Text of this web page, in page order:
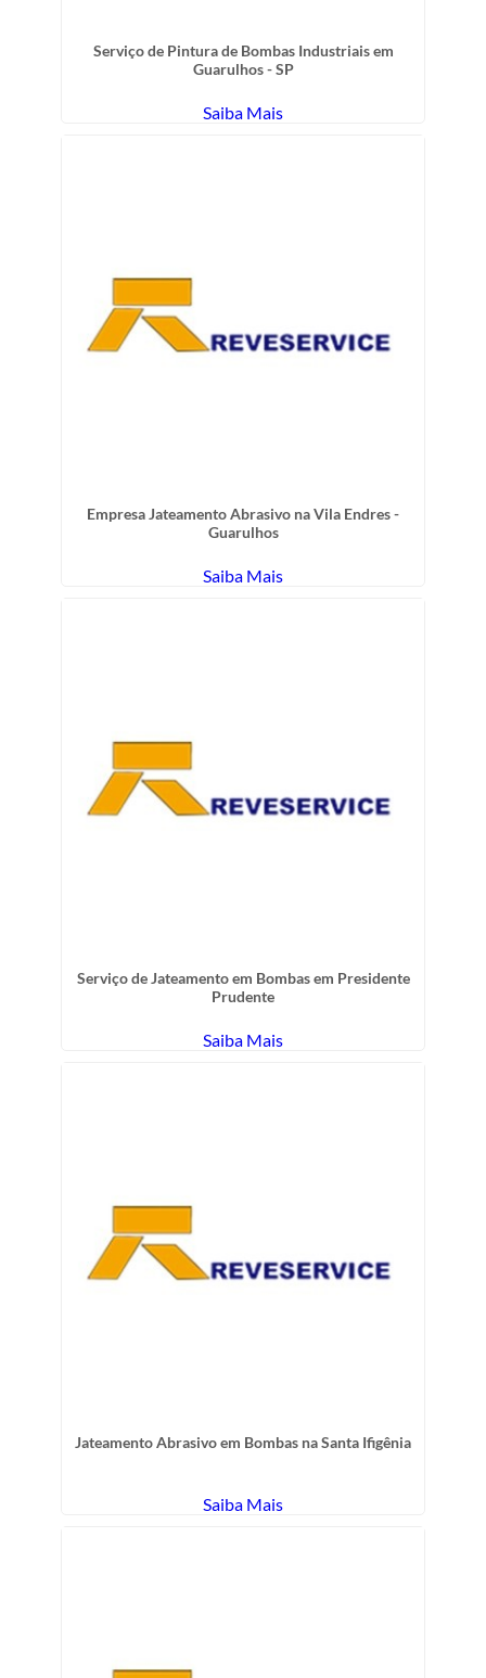
Serviço de Pintura de Bombas Industriais em
Guarulhos - SP
Saiba Mais
Empresa Jateamento Abrasivo na Vila Endres -
Guarulhos
Saiba Mais
Serviço de Jateamento em Bombas em Presidente
Prudente
Saiba Mais
Jateamento Abrasivo em Bombas na Santa Ifigênia
Saiba Mais